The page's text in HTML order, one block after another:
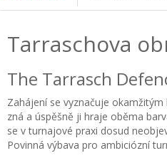
Tarraschova
The Tarrasch
Zahájení se vyznačuje
zná a úspěšně ji hraje oběma
se v turnajové praxi dosud
Povinná výbava pro ambiciózní